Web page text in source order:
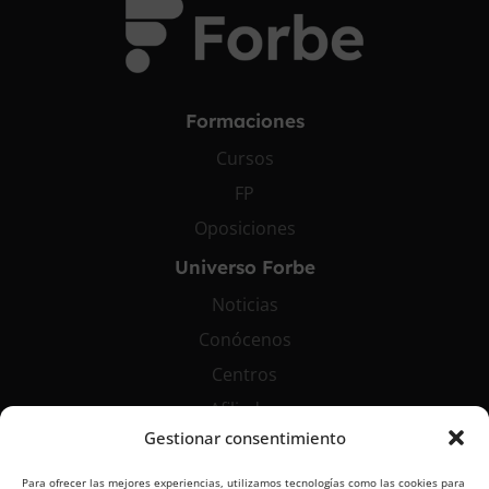
Gestionar consentimiento
Para ofrecer las mejores experiencias, utilizamos tecnologías como las cookies para
Formaciones
Cursos
FP
Oposiciones
Universo Forbe
Noticias
Conócenos
Centros
Afiliados
Contáctanos